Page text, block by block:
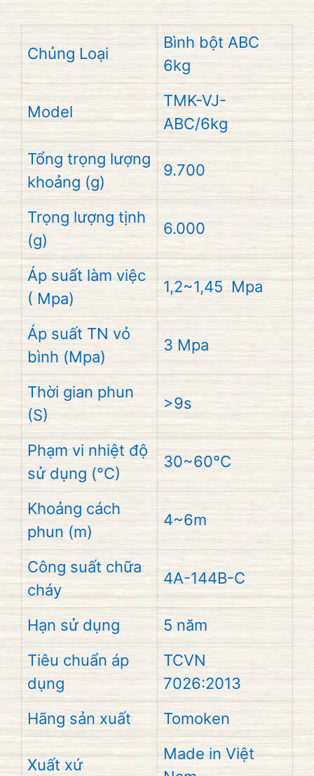
Chủng Loại
Bình bột ABC
6kg
Model
TMK-VJ-
ABC/6kg
Tổng trọng lượng
khoảng (g)
9.700
Trọng lượng tịnh
(g)
6.000
Áp suất làm việc
( Mpa)
1,2~1,45 Mpa
Áp suất TN vỏ
bình (Mpa)
3 Mpa
Thời gian phun
(S)
>9s
Phạm vi nhiệt độ
sử dụng (°C)
30~60°C
Khoảng cách
phun (m)
4~6m
Công suất chữa
cháy
4A-144B-C
Hạn sử dụng
5 năm
Tiêu chuẩn áp
dụng
TCVN
7026:2013
Hãng sản xuất
Tomoken
Xuất xứ
Made in Việt